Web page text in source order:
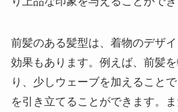
前髪のある髪型は、着物のデザ
効果もあります。例えば、前髪
り、少しウェーブを加えること
を引き立てることができます。